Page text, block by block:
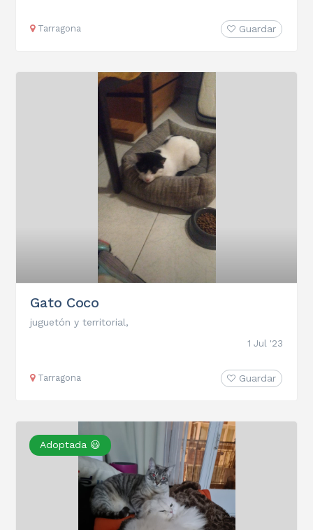
Tarragona Guardar
Gato Coco
juguetón y territorial,
1 Jul '23
Tarragona Guardar
Adoptada 😃